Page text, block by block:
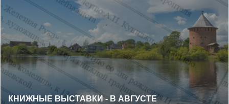
ВИРТУАЛЬНАЯ КНИЖНАЯ ВЫСТАВКА «ЦЕНТР
ДУХОВНОЙ ЖИЗНИ НОВГОРОДСКОЙ
РЕСПУБЛИКИ: К 920 - ЛЕТИЮ СО ДНЯ ОСНОВАНИЯ
АНТОНИЕВА МОНАСТЫРЯ»